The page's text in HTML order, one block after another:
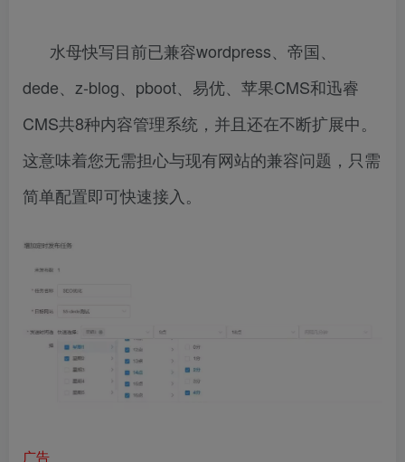
水母快写目前已兼容wordpress、帝国、
dede、z-blog、pboot、易优、苹果CMS和迅睿
CMS共8种内容管理系统，并且还在不断扩展中。
这意味着您无需担心与现有网站的兼容问题，只需
简单配置即可快速接入。
广告